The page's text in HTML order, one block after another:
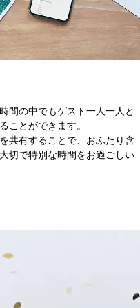
間の中でもゲスト一人一人と
ことができます。
共有することで、おふたり含
切で特別な時間をお過ごしい